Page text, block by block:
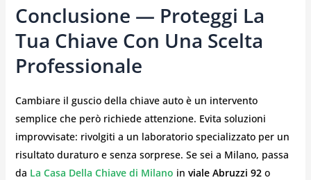
Conclusione — Proteggi La
Tua Chiave Con Una Scelta
Professionale
Cambiare il guscio della chiave auto è un intervento
semplice che però richiede attenzione. Evita soluzioni
improvvisate: rivolgiti a un laboratorio specializzato per un
risultato duraturo e senza sorprese. Se sei a Milano, passa
da La Casa Della Chiave di Milano in viale Abruzzi 92o